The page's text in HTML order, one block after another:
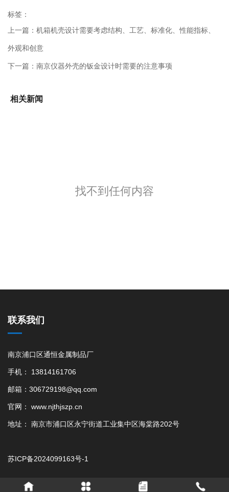
标签：
上一篇： 机箱机壳设计需要考虑结构、工艺、标准化、性能指标、
外观和创意
下一篇： 南京仪器外壳的钣金设计时需要的注意事项
相关新闻
找不到任何内容
联系我们
南京浦口区通恒金属制品厂
手机： 13814161706
邮箱：306729198@qq.com
官网： www.njthjszp.cn
地址： 南京市浦口区永宁街道工业集中区海棠路202号
苏ICP备2024099163号-1